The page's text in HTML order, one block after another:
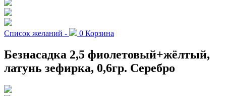
Список желаний - 0 Корзина
Безнасадка 2,5 фиолетовый+жёлтый,
латунь зефирка, 0,6гр. Серебро